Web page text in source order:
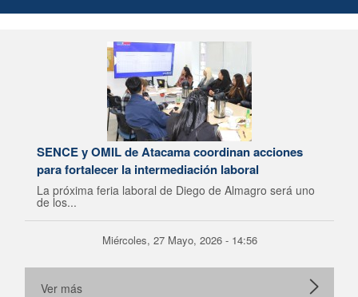
SENCE y OMIL de Atacama coordinan acciones
para fortalecer la intermediación laboral
La próxima feria laboral de Diego de Almagro será uno
de los...
Miércoles, 27 Mayo, 2026 - 14:56
Ver más